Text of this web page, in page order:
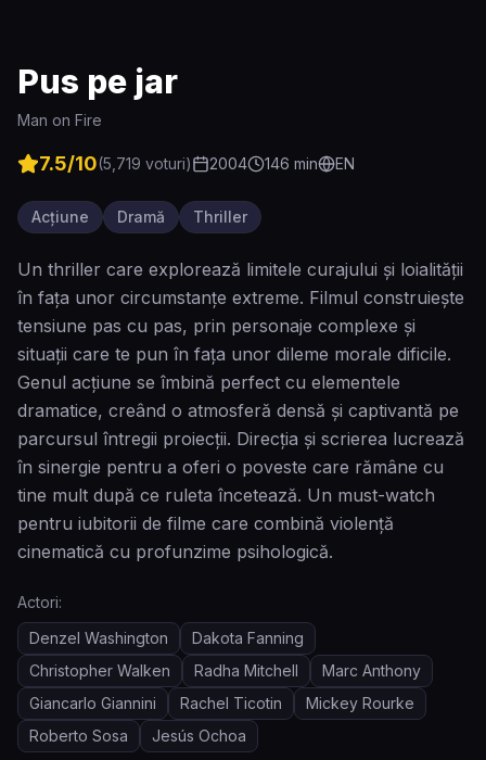
Pus pe jar
Man on Fire
7.5/10(5,719 voturi) 2004 146 min EN
Acțiune Dramă Thriller
Un thriller care explorează limitele curajului și loialității
în fața unor circumstanțe extreme. Filmul construiește
tensiune pas cu pas, prin personaje complexe și
situații care te pun în fața unor dileme morale dificile.
Genul acțiune se îmbină perfect cu elementele
dramatice, creând o atmosferă densă și captivantă pe
parcursul întregii proiecții. Direcția și scrierea lucrează
în sinergie pentru a oferi o poveste care rămâne cu
tine mult după ce ruleta încetează. Un must-watch
pentru iubitorii de filme care combină violență
cinematică cu profunzime psihologică.
Actori:
Denzel Washington
Dakota Fanning
Christopher Walken
Radha Mitchell
Marc Anthony
Giancarlo Giannini
Rachel Ticotin
Mickey Rourke
Roberto Sosa
Jesús Ochoa